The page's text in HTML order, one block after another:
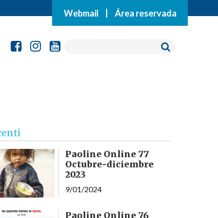
Webmail Área reservada
Paoline Online 77
Octubre-diciembre
2023
9/01/2024
Paoline Online 76